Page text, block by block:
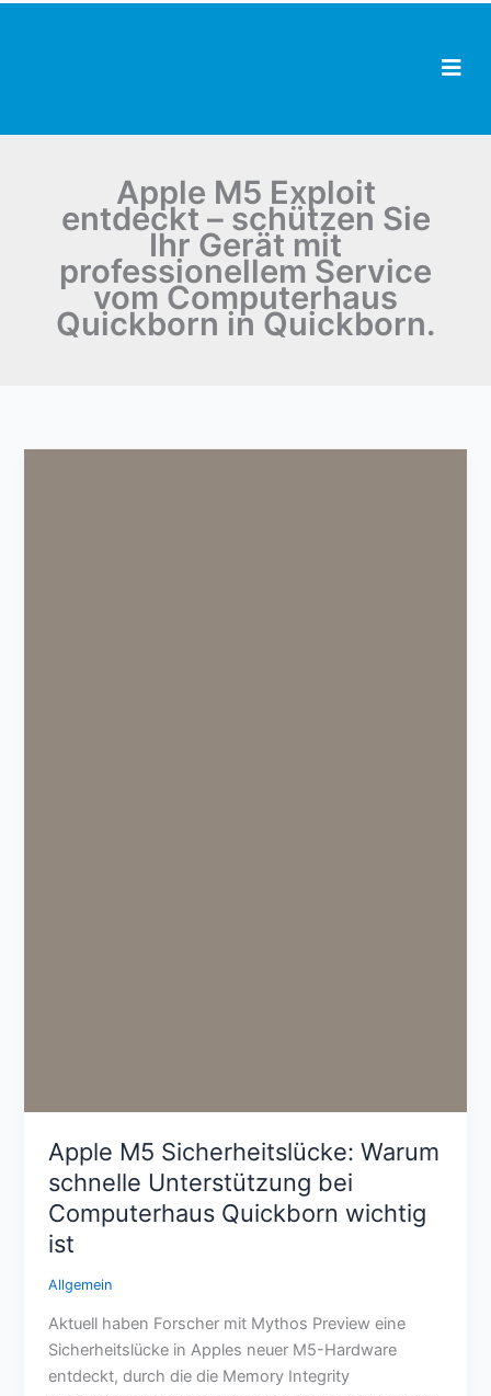
Apple M5 Exploit
entdeckt – schützen Sie
Ihr Gerät mit
professionellem Service
vom Computerhaus
Quickborn in Quickborn.
Apple M5 Sicherheitslücke: Warum
schnelle Unterstützung bei
Computerhaus Quickborn wichtig
ist
Allgemein
Aktuell haben Forscher mit Mythos Preview eine
Sicherheitslücke in Apples neuer M5-Hardware
entdeckt, durch die die Memory Integrity